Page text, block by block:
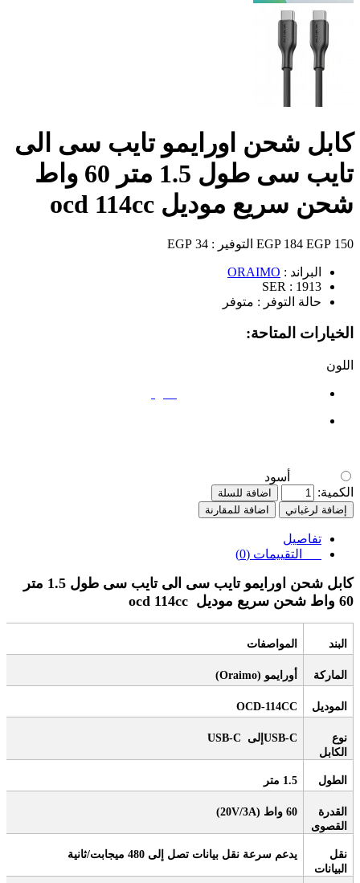
كابل شحن اورايمو تايب سى الى
تايب سى طول 1.5 متر 60 واط
شحن سريع موديل ocd 114cc
150 EGP
184 EGP التوفير : 34 EGP
البراند : ORAIMO
SER : 1913
حالة التوفر : متوفر
الخيارات المتاحة:
اللون
أسود
الكمية:
اضافة للسلة
إضافة لرغباتي
اضافة للمقارنة
تفاصيل
التقييمات (0)
كابل شحن اورايمو تايب سى الى تايب سى طول 1.5 متر
60 واط شحن سريع موديل
ocd 114cc
البند المواصفات
الماركة أورايمو (Oraimo)
الموديل OCD-114CC
نوع
الكابل
USB-C إلى USB-C
الطول 1.5 متر
القدرة
القصوى
60 واط (20V/3A)
نقل
البيانات
يدعم سرعة نقل بيانات تصل إلى 480 ميجابت/ثانية